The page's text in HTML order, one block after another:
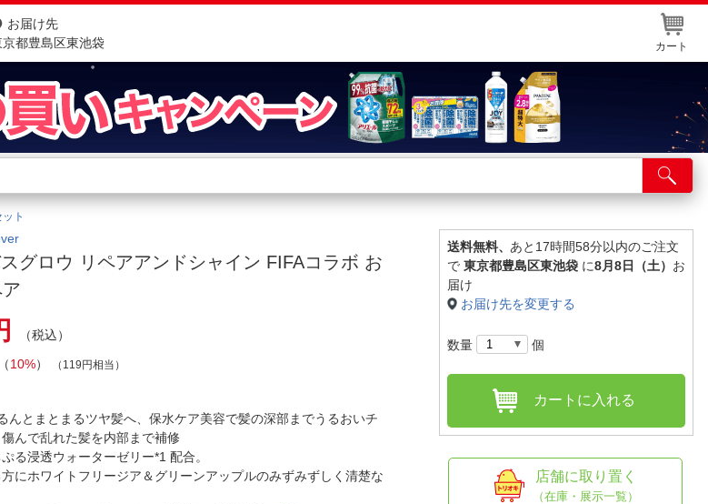
お届け先
京都豊島区東池袋
カート
さがす
グからさがす
一覧からさがす
サポート
質問・お問合せ
約
店舗サービス
ネット取り置き
店舗情報・店舗一覧
ト
グロウ リペアアンドシャイン FIFAコラボ お
（税込）
（10%） （119円相当）
んとまとまるツヤ髪へ、保水ケア美容で髪の深部までうるおいチ
んで乱れた髪を内部まで補修
る浸透ウォーターゼリー*1 配合。
にホワイトフリージア＆グリーンアップルのみずみずしく清楚な
送料無料、 あと17時間58分以内のご注文
で 東京都豊島区東池袋 に8月8日（土） お
届け
お届け先を変更する
数量 個
カートに入れる
店舗に取り置く
（在庫・展示一覧）